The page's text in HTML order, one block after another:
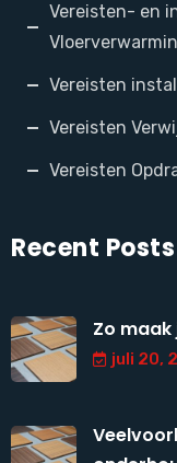
Vereisten- en
Vereisten
Vereisten
Vereisten
Recent Posts
Zo maak
juli 20,